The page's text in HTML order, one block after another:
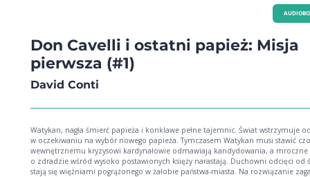
Don Cavelli i ostatni papież: Misja
pierwsza (#1)
David Conti
Watykan, nagła śmierć papieża i konklawe pełne tajemnic. Świat wstrzymuje
w oczekiwaniu na wybór nowego papieża. Tymczasem Watykan musi stawić
wewnętrznemu kryzysowi kardynałowie odmawiają kandydowania, a mroczne plotki
o zdradzie wśród wysoko postawionych księży narastają. Duchowni odcięci od
stają się więźniami pogrążonego w żałobie państwa-miasta. Na rozwiązanie